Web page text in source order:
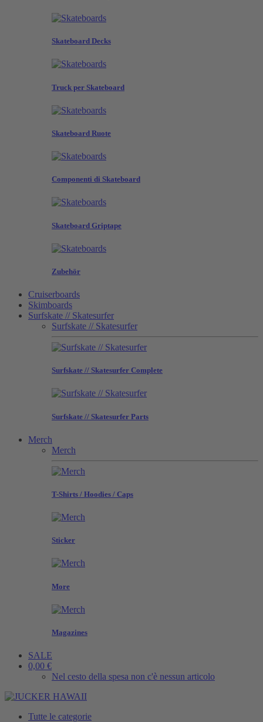
Skateboard Decks
Truck per Skateboard
Skateboard Ruote
Componenti di Skateboard
Skateboard Griptape
Zubehör
Cruiserboards
Skimboards
Surfskate // Skatesurfer
Surfskate // Skatesurfer
Surfskate // Skatesurfer Complete
Surfskate // Skatesurfer Parts
Merch
Merch
T-Shirts / Hoodies / Caps
Sticker
More
Magazines
SALE
0,00 €
Nel cesto della spesa non c'è nessun articolo
Tutte le categorie